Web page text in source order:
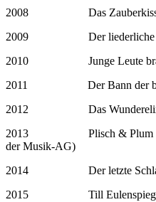
2008 Das Zauberkissen
2009 Der liederliche
2010 Junge Leute
2011 Der Bann der
2012 Das
2013 Plisch & Plum
der Musik-AG)
2014 Der letzte Schlag
2015 Till